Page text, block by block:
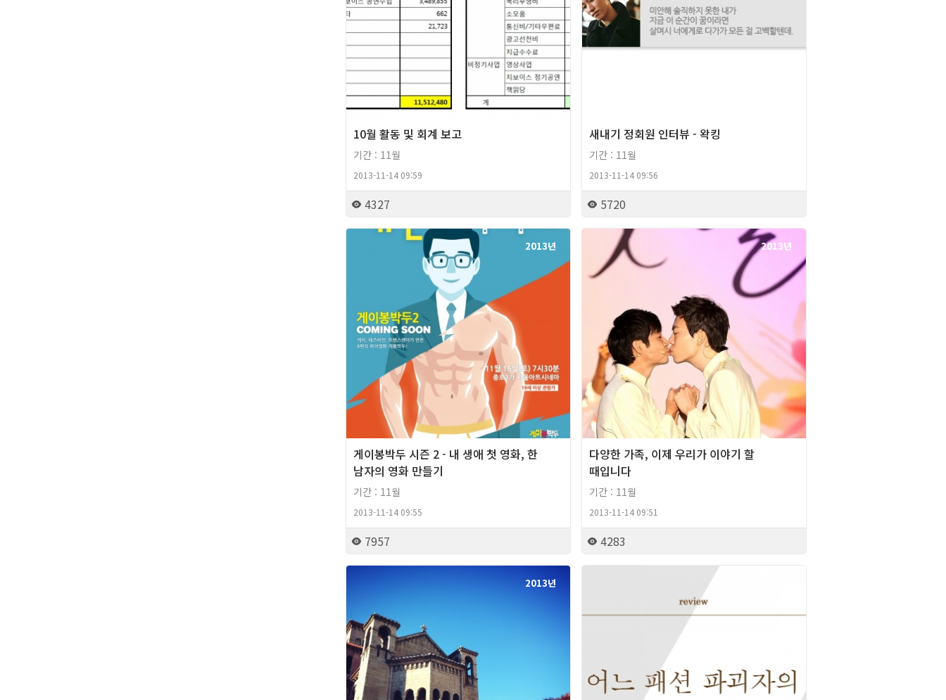
10월 활동 및 회계 보고
기간 : 11월
2013-11-14 09:59
4327
새내기 정회원 인터뷰 - 왁킹
기간 : 11월
2013-11-14 09:56
5720
2013년
게이봉박두 시즌 2 - 내 생애 첫 영화, 한
남자의 영화 만들기
기간 : 11월
2013-11-14 09:55
7957
2013년
다양한 가족, 이제 우리가 이야기 할
때입니다
기간 : 11월
2013-11-14 09:51
4283
2013년